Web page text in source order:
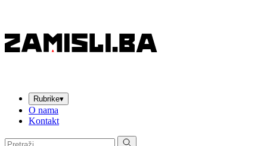
Rubrike▾
O nama
Kontakt
Pretraga: